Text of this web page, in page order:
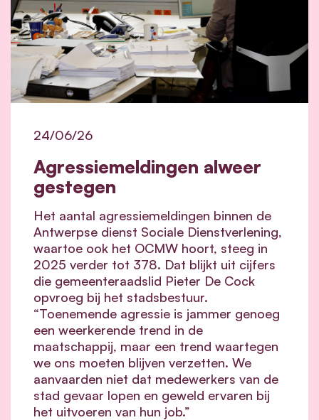
Agressiemeldingen alweer
gestegen
24/06/26
Het aantal agressiemeldingen binnen de
Antwerpse dienst Sociale Dienstverlening,
waartoe ook het OCMW hoort, steeg in
2025 verder tot 378. Dat blijkt uit cijfers
die gemeenteraadslid Pieter De Cock
opvroeg bij het stadsbestuur.
“Toenemende agressie is jammer genoeg
een weerkerende trend in de
maatschappij, maar een trend waartegen
we ons moeten blijven verzetten. We
aanvaarden niet dat medewerkers van de
stad gevaar lopen en geweld ervaren bij
het uitvoeren van hun job.”